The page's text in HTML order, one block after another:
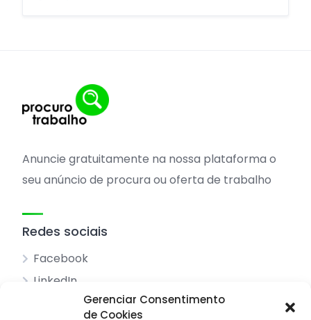
Gerenciar Consentimento
de Cookies
Anuncie gratuitamente na nossa plataforma o
seu anúncio de procura ou oferta de trabalho
Redes sociais
Facebook
LinkedIn